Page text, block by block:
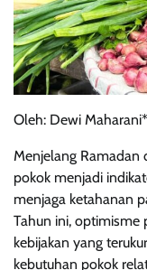
Oleh: Dewi Maharani*
Menjelang Ramadan
pokok menjadi
menjaga ketahanan
Tahun ini, optimisme
kebijakan yang
kebutuhan pokok